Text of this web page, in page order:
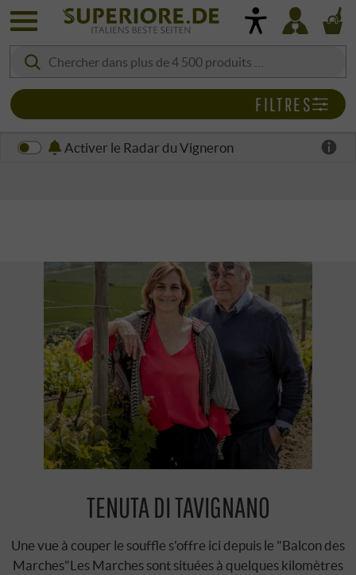
Activer le Radar du Vigneron
TENUTA DI TAVIGNANO
Une vue à couper le souffle s'offre ici depuis le "Balcon des
Marches"Les Marches sont situées à quelques kilomètres
FILTRES